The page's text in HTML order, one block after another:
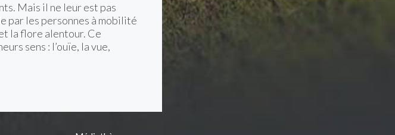
Mais il ne leur est pas
par les personnes à mobilité
la flore alentour. Ce
sens : l’ouïe, la vue,